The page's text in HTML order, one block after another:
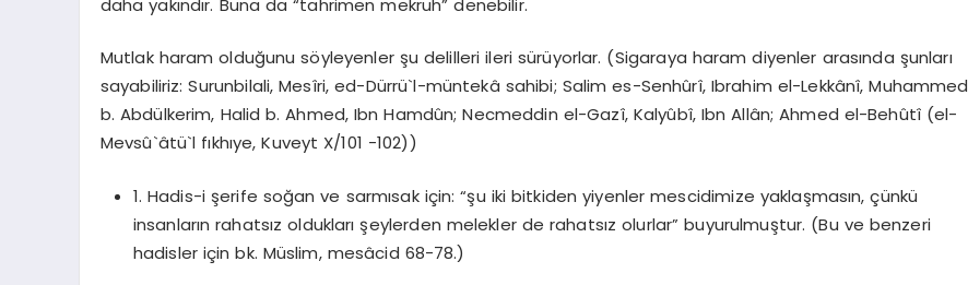
daha yakındır. Buna da “tahrimen mekruh” denebilir.
Mutlak haram olduğunu söyleyenler şu delilleri ileri sürüyorlar. (Sigaraya haram diyenler arasında şunları
sayabiliriz: Surunbilali, Mesîri, ed-Dürrü`l-müntekâ sahibi; Salim es-Senhûrî, Ibrahim el-Lekkânî, Muhammed
b. Abdülkerim, Halid b. Ahmed, Ibn Hamdûn; Necmeddin el-Gazî, Kalyûbî, Ibn Allân; Ahmed el-Behûtî (el-
Mevsû`âtü`l fıkhıye, Kuveyt X/101 -102))
1. Hadis-i şerife soğan ve sarmısak için: “şu iki bitkiden yiyenler mescidimize yaklaşmasın, çünkü
insanların rahatsız oldukları şeylerden melekler de rahatsız olurlar” buyurulmuştur. (Bu ve benzeri
hadisler için bk. Müslim, mesâcid 68-78.)